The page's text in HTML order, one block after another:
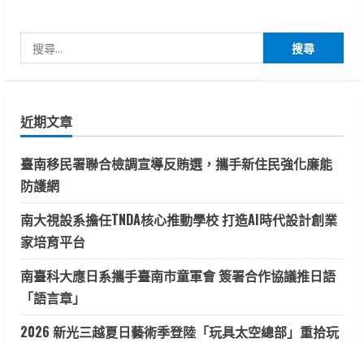
尋
字:
近期文章
臺南移民署聯合檢調宣導反賄選，攜手新住民強化廉能
防護網
南大視設系擔任TNDA核心推動學校 打造AI時代設計創業
家培育平台
南臺科大應日系攜手臺南市童軍會 簽署合作協議推日語
「語言章」
2026 新光三越夏日藝術季登陸「玩具太空總部」重拾玩